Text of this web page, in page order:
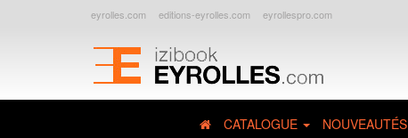
eyrolles.com editions-eyrolles.com eyrollespro.com
CATALOGUE NOUVEAUTÉS